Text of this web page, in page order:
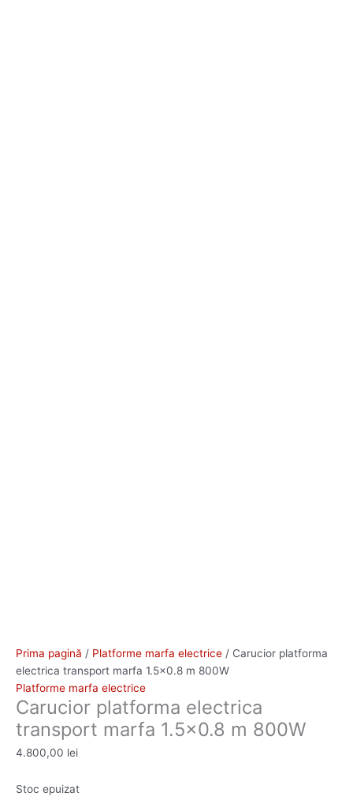
Prima pagină / Platforme marfa electrice / Carucior platforma
electrica transport marfa 1.5×0.8 m 800W
Platforme marfa electrice
Carucior platforma electrica
transport marfa 1.5×0.8 m 800W
4.800,00 lei
Stoc epuizat